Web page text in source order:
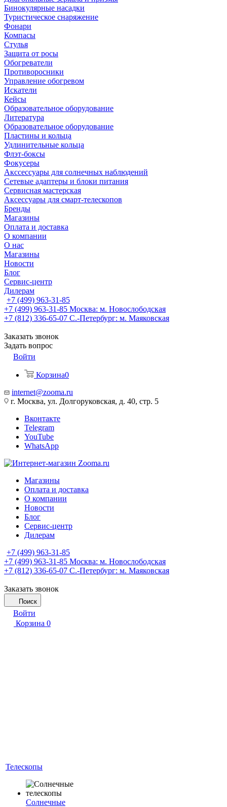
Бинокулярные насадки
Туристическое снаряжение
Фонари
Компасы
Стулья
Защита от росы
Обогреватели
Противоросники
Управление обогревом
Искатели
Кейсы
Образовательное оборудование
Литература
Образовательное оборудование
Пластины и кольца
Удлинительные кольца
Флэт-боксы
Фокусеры
Акссессуары для солнечных наблюдений
Сетевые адаптеры и блоки питания
Сервисная мастерская
Аксессуары для смарт-телескопов
Бренды
Магазины
Оплата и доставка
О компании
О нас
Магазины
Новости
Блог
Сервис-центр
Дилерам
+7 (499) 963-31-85
+7 (499) 963-31-85 Москва: м. Новослободская
+7 (812) 336-65-07 С.-Петербург: м. Маяковская
Заказать звонок
Задать вопрос
Войти
Корзина0
internet@zooma.ru
г. Москва, ул. Долгоруковская, д. 40, стр. 5
Вконтакте
Telegram
YouTube
WhatsApp
Магазины
Оплата и доставка
О компании
Новости
Блог
Сервис-центр
Дилерам
+7 (499) 963-31-85
+7 (499) 963-31-85 Москва: м. Новослободская
+7 (812) 336-65-07 С.-Петербург: м. Маяковская
Заказать звонок
Поиск
Войти
Корзина 0
Телескопы
Солнечные